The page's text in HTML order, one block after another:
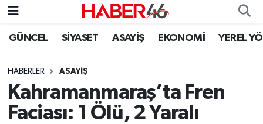
GÜNCEL SİYASET ASAYİŞ EKONOMİ YEREL
HABERLER ASAYİŞ
Kahramanmaraş’ta Fren
Faciası: 1 Ölü, 2 Yaralı
GÜNCEL
SİYASET
EKONOMİ
Nöbetçi Eczaneler
Hava Durumu
Kahramanmaraş Namaz Vakitleri